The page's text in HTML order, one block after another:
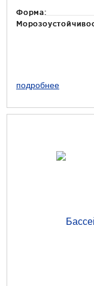
Форма:
подробнее